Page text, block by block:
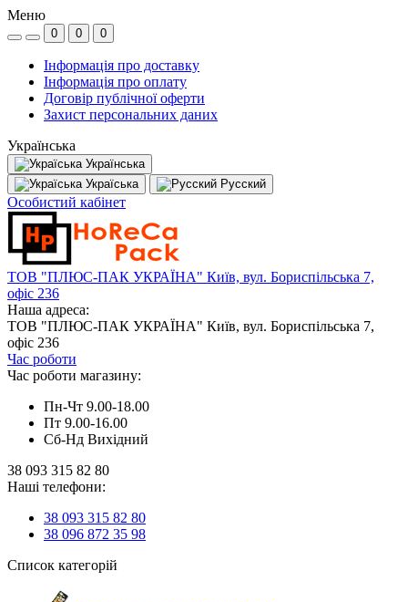
Меню
0 0 0
Інформація про доставку
Інформація про оплату
Договір публічної оферти
Захист персональних даних
Українська
Українська
Україська
Русский
Особистий кабінет
ТОВ "ПЛЮС-ПАК УКРАЇНА" Київ, вул. Бориспільська 7,
офіс 236
Наша адреса:
ТОВ "ПЛЮС-ПАК УКРАЇНА" Київ, вул. Бориспільська 7,
офіс 236
Час роботи
Час роботи магазину:
Пн-Чт 9.00-18.00
Пт 9.00-16.00
Сб-Нд Вихідний
38 093 315 82 80
Наші телефони:
38 093 315 82 80
38 096 872 35 98
Список категорій